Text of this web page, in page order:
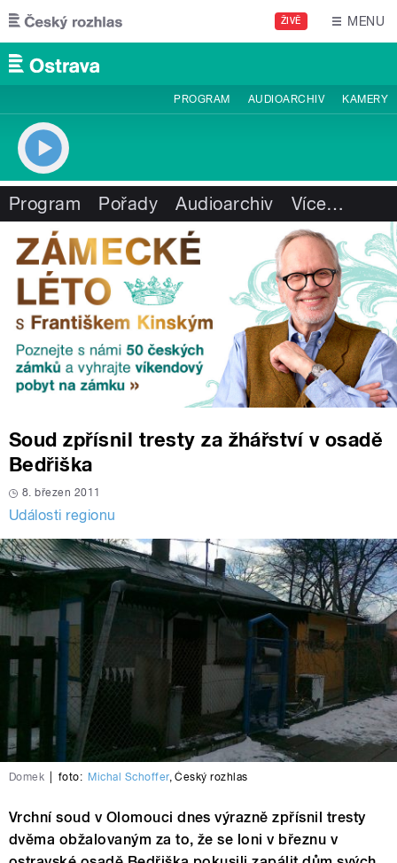
Přejít k hlavnímu obsahu
ŽIVĚ MENU
PROGRAM AUDIOARCHIV KAMERY
Program Pořady Audioarchiv Více…
Soud zpřísnil tresty za žhářství v osadě
Bedřiška
8. březen 2011
Události regionu
Domek foto: Michal Schoffer,Český rozhlas
Vrchní soud v Olomouci dnes výrazně zpřísnil tresty
dvěma obžalovaným za to, že se loni v březnu v